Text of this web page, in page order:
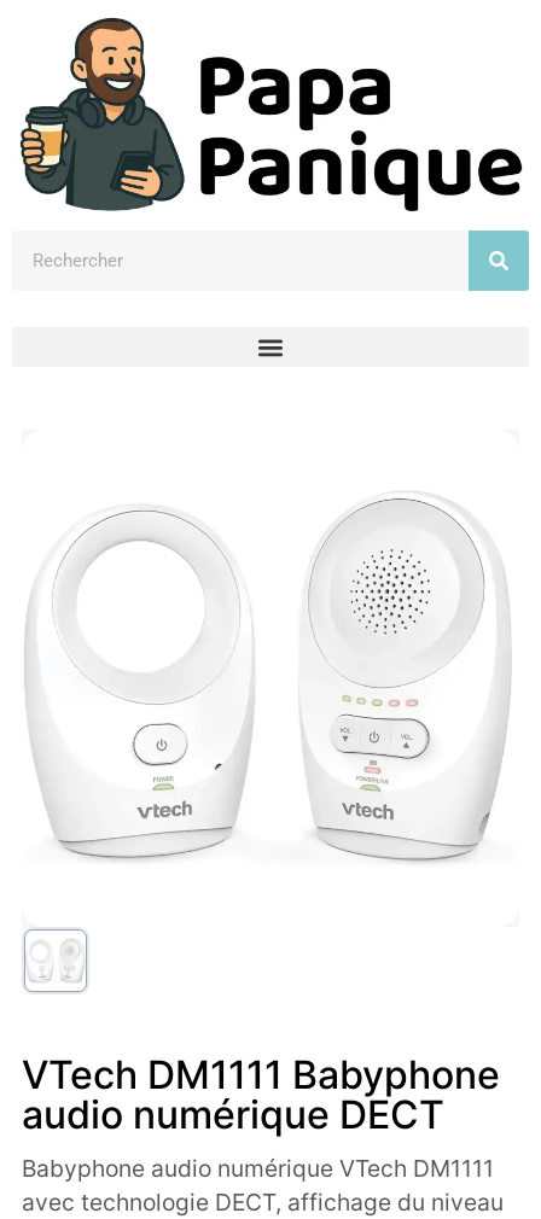
VTech DM1111 Babyphone
audio numérique DECT
Babyphone audio numérique VTech DM1111
avec technologie DECT, affichage du niveau